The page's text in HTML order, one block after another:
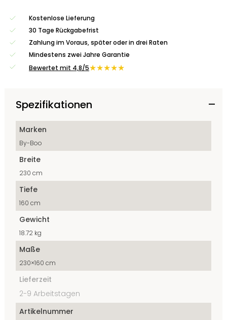
Kostenlose Lieferung
30 Tage Rückgabefrist
Zahlung im Voraus, später oder in drei Raten
Mindestens zwei Jahre Garantie
Bewertet mit 4,8/5★★★★★
Spezifikationen
Marken
By-Boo
Breite
230 cm
Tiefe
160 cm
Gewicht
18.72 kg
Maße
230×160 cm
Lieferzeit
2-9 Arbeitstagen
Artikelnummer